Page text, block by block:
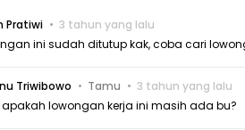
Pratiwi
3 tahun yang lalu
ini sudah ditutup kak, coba cari
Triwibowo Tamu
3 tahun yang lalu
apakah lowongan kerja ini masih ada bu?